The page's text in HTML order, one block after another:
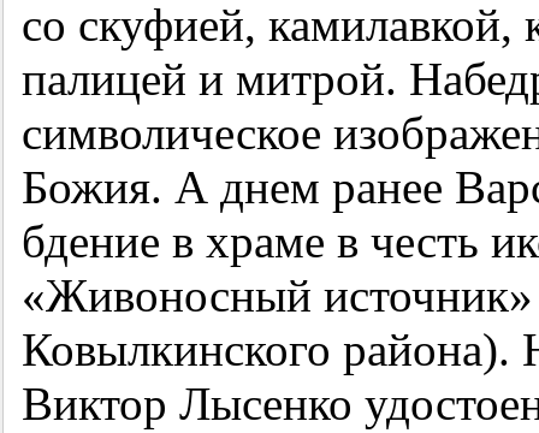
со скуфией,
палицей и митрой.
символическое
Божия. А днем ранее
бдение в храме в честь
«Живоносный источник»
Ковылкинского района).
Виктор Лысенко